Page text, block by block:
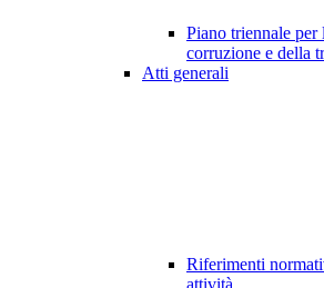
Piano triennale per
corruzione e della
Atti generali
Riferimenti